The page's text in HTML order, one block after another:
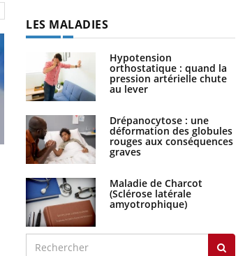
La sieste empêche-t-elle de dormir
LES MALADIES
Hypotension
orthostatique : quand la
pression artérielle chute
au lever
Drépanocytose : une
déformation des globules
rouges aux conséquences
graves
Maladie de Charcot
(Sclérose latérale
amyotrophique)